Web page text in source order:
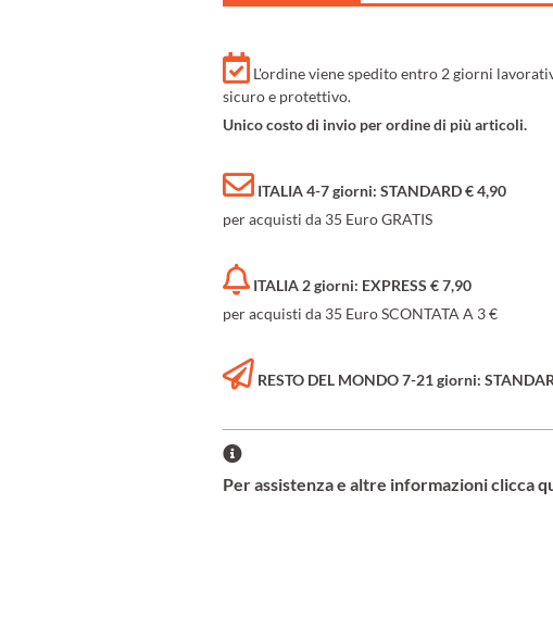
L'ordine viene spedito entro 2 giorni
sicuro e protettivo.
Unico costo di invio per ordine di più articoli.
ITALIA 4-7 giorni: STANDARD € 4,90
per acquisti da 35 Euro GRATIS
ITALIA 2 giorni: EXPRESS € 7,90
per acquisti da 35 Euro SCONTATA A 3 €
RESTO DEL MONDO 7-21 giorni:
Per assistenza e altre informazioni clicca